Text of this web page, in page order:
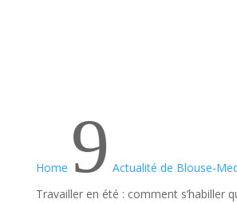
Home 9 Actualité de Blouse-
Travailler en été : comment s’habiller